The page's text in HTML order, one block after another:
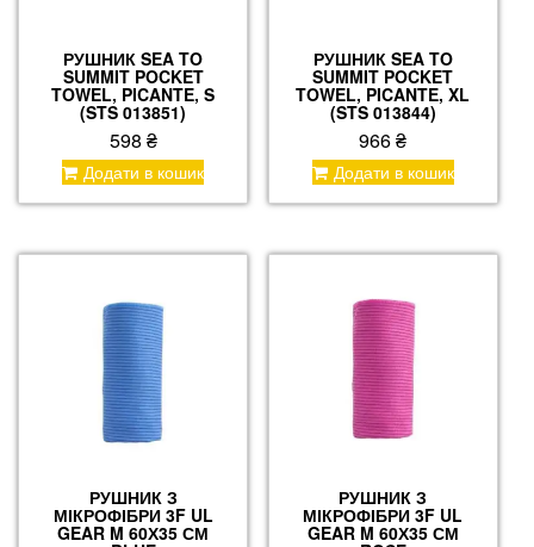
РУШНИК SEA TO
SUMMIT POCKET
TOWEL, PICANTE, S
(STS 013851)
598 ₴
Додати в кошик
РУШНИК SEA TO
SUMMIT POCKET
TOWEL, PICANTE, XL
(STS 013844)
966₴
Додати в кошик
РУШНИК З
МІКРОФІБРИ 3F UL
GEAR M 60Х35 СМ
РУШНИК З
МІКРОФІБРИ 3F UL
GEAR M 60Х35 СМ